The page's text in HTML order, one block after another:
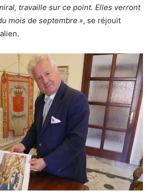
travaille sur ce point. Elles verront
mois de septembre », se réjouit